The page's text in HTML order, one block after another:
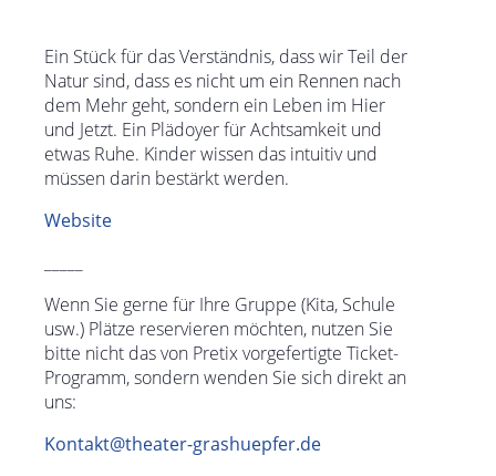
Ein Stück für das Verständnis, dass wir Teil der
Natur sind, dass es nicht um ein Rennen nach
dem Mehr geht, sondern ein Leben im Hier
und Jetzt. Ein Plädoyer für Achtsamkeit und
etwas Ruhe. Kinder wissen das intuitiv und
müssen darin bestärkt werden.
Website
Wenn Sie gerne für Ihre Gruppe (Kita, Schule
usw.) Plätze reservieren möchten, nutzen Sie
bitte nicht das von Pretix vorgefertigte Ticket-
Programm, sondern wenden Sie sich direkt an
uns:
Kontakt@theater-grashuepfer.de